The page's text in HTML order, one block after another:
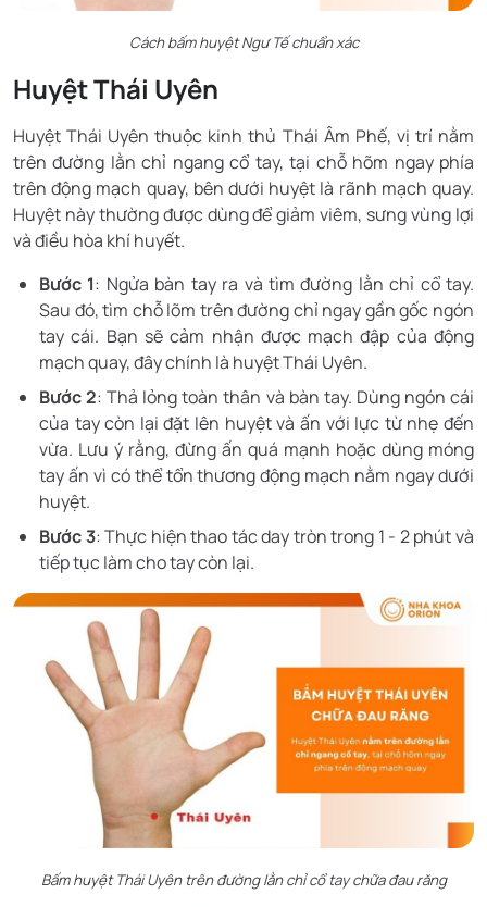
Cách bấm huyệt Ngư Tế chuẩn xác
Huyệt Thái Uyên
Huyệt Thái Uyên thuộc kinh thủ Thái Âm Phế, vị trí nằm
trên đường lằn chỉ ngang cổ tay, tại chỗ hõm ngay phía
trên động mạch quay, bên dưới huyệt là rãnh mạch quay.
Huyệt này thường được dùng để giảm viêm, sưng vùng lợi
và điều hòa khí huyết.
Bước 1: Ngửa bàn tay ra và tìm đường lằn chỉ cổ tay.
Sau đó, tìm chỗ lõm trên đường chỉ ngay gần gốc ngón
tay cái. Bạn sẽ cảm nhận được mạch đập của động
mạch quay, đây chính là huyệt Thái Uyên.
Bước 2: Thả lỏng toàn thân và bàn tay. Dùng ngón cái
của tay còn lại đặt lên huyệt và ấn với lực từ nhẹ đến
vừa. Lưu ý rằng, đừng ấn quá mạnh hoặc dùng móng
tay ấn vì có thể tổn thương động mạch nằm ngay dưới
huyệt.
Bước 3: Thực hiện thao tác day tròn trong 1 - 2 phút và
tiếp tục làm cho tay còn lại.
Bấm huyệt Thái Uyên trên đường lằn chỉ cổ tay chữa đau răng